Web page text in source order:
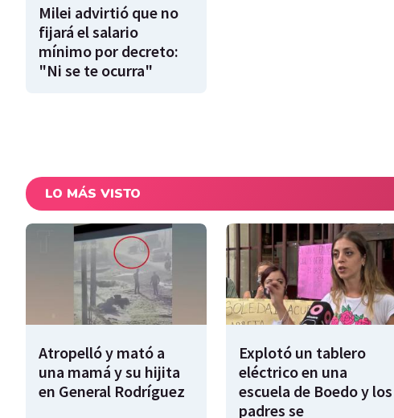
Milei advirtió que no
fijará el salario
mínimo por decreto:
"Ni se te ocurra"
LO MÁS VISTO
Atropelló y mató a
una mamá y su hijita
en General Rodríguez
Explotó un tablero
eléctrico en una
escuela de Boedo y los
padres se